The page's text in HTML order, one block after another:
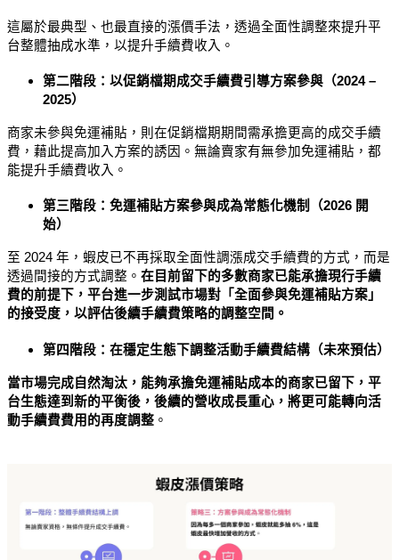
這屬於最典型、也最直接的漲價手法，透過全面性調整來提升平
台整體抽成水準，以提升手續費收入。
第二階段：以促銷檔期成交手續費引導方案參與（2024 –
2025）
商家未參與免運補貼，則在促銷檔期期間需承擔更高的成交手續
費，藉此提高加入方案的誘因。無論賣家有無參加免運補貼，都
能提升手續費收入。
第三階段：免運補貼方案參與成為常態化機制（2026 開
始）
至 2024 年，蝦皮已不再採取全面性調漲成交手續費的方式，而是
透過間接的方式調整。 在目前留下的多數商家已能承擔現行手續
費的前提下，平台進一步測試市場對「全面參與免運補貼方案」
的接受度，以評估後續手續費策略的調整空間。
第四階段：在穩定生態下調整活動手續費結構 （未來預估）
當市場完成自然淘汰，能夠承擔免運補貼成本的商家已留下，平
台生態達到新的平衡後，後續的營收成長重心，將更可能轉向活
動手續費費用的再度調整 。